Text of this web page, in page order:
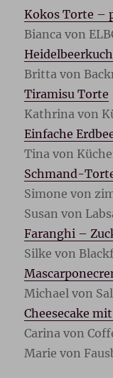
Kokos Torte –
Bianca von
Britta von
Tiramisu Torte
Kathrina von
Einfache
Tina von
Schmand-
Simone von
Susan von
Faranghi –
Silke von
Michael von
Cheesecake
Carina von
Marie von